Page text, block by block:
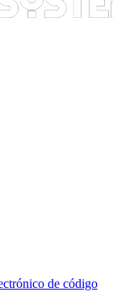
de código